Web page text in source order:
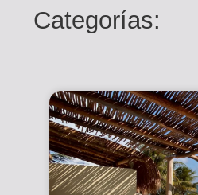
Categorías: